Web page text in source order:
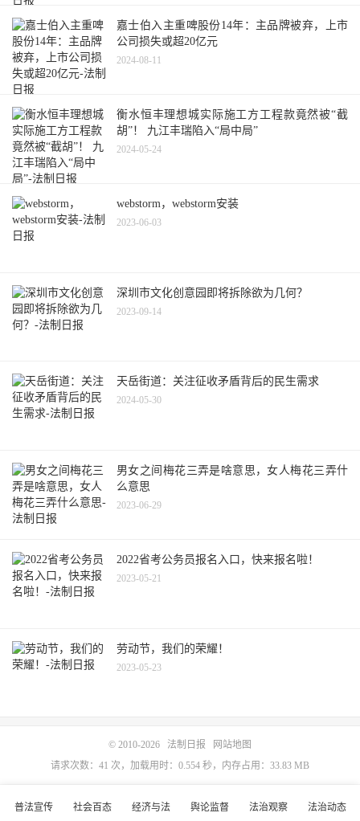
嘉士伯入主重啤股份14年：主品牌被弃，上市
公司损失或超20亿元
2024-08-11
衡水恒丰理想城实际施工方工程款竟然被“截
胡”！ 九江丰瑞陷入“局中局”
2024-05-24
webstorm，webstorm安装
2023-06-03
深圳市文化创意园即将拆除欲为几何？
2023-09-14
天岳街道：关注征收矛盾背后的民生需求
2024-05-30
男女之间梅花三弄是啥意思，女人梅花三弄什
么意思
2023-06-29
2022省考公务员报名入口，快来报名啦！
2023-05-21
劳动节，我们的荣耀！
2023-05-23
普法宣传 社会百态 经济与法 舆论监督 法治观察 法治动态
© 2010-2026 法制日报
网站地图
请求次数：41 次，加载用时：0.554 秒，内存占用：33.83 MB